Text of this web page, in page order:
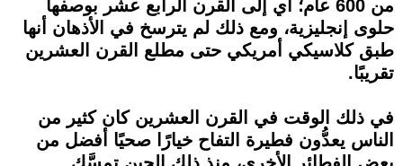
من 600 عام؛ أي إلى القرن الرابع عشر بوصفها
حلوى إنجليزية، ومع ذلك لم يترسخ في الأذهان أنها
طبق كلاسيكي أمريكي حتى مطلع القرن العشرين
تقريبًا.
في ذلك الوقت في القرن العشرين كان كثير من
الناس يعدُّون فطيرة التفاح خيارًا صحيًا أفضل من